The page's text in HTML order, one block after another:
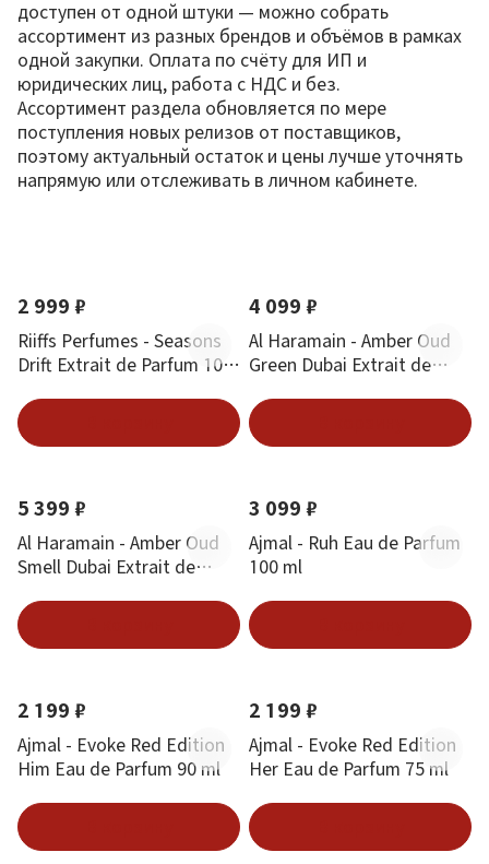
доступен от одной штуки — можно собрать
ассортимент из разных брендов и объёмов в рамках
одной закупки. Оплата по счёту для ИП и
юридических лиц, работа с НДС и без.
Ассортимент раздела обновляется по мере
поступления новых релизов от поставщиков,
поэтому актуальный остаток и цены лучше уточнять
напрямую или отслеживать в личном кабинете.
2 999 ₽
Riiffs Perfumes - Seasons
Drift Extrait de Parfum 100
4 099 ₽
Al Haramain - Amber Oud
Green Dubai Extrait de
Новинка
5 399 ₽
Al Haramain - Amber Oud
Smell Dubai Extrait de
Новинка
3 099 ₽
Ajmal - Ruh Eau de Parfum
100 ml
Новинка
2 199 ₽
Ajmal - Evoke Red Edition
Him Eau de Parfum 90 ml
Новинка
2 199 ₽
Ajmal - Evoke Red Edition
Her Eau de Parfum 75 ml
Новинка Новинка